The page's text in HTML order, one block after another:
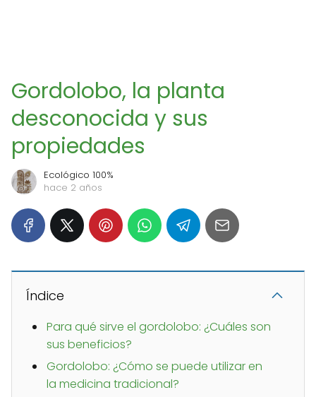
Gordolobo, la planta
desconocida y sus
propiedades
Ecológico 100%
hace 2 años
Índice
Para qué sirve el gordolobo: ¿Cuáles son
sus beneficios?
Gordolobo: ¿Cómo se puede utilizar en
la medicina tradicional?